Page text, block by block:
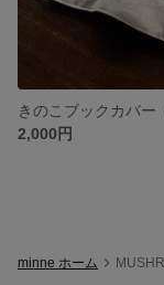
2,000円
minne ホーム